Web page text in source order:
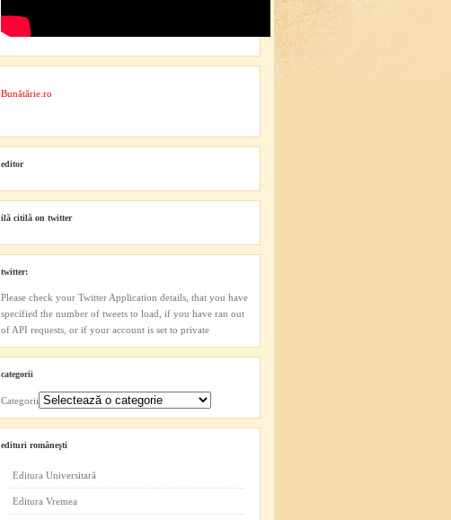
Bunătărie.ro
editor
ilă citilă on twitter
twitter:
Please check your Twitter Application details, that you have
specified the number of tweets to load, if you have ran out
of API requests, or if your account is set to private
categorii
Categorii
edituri româneşti
Editura Universitară
Editura Vremea